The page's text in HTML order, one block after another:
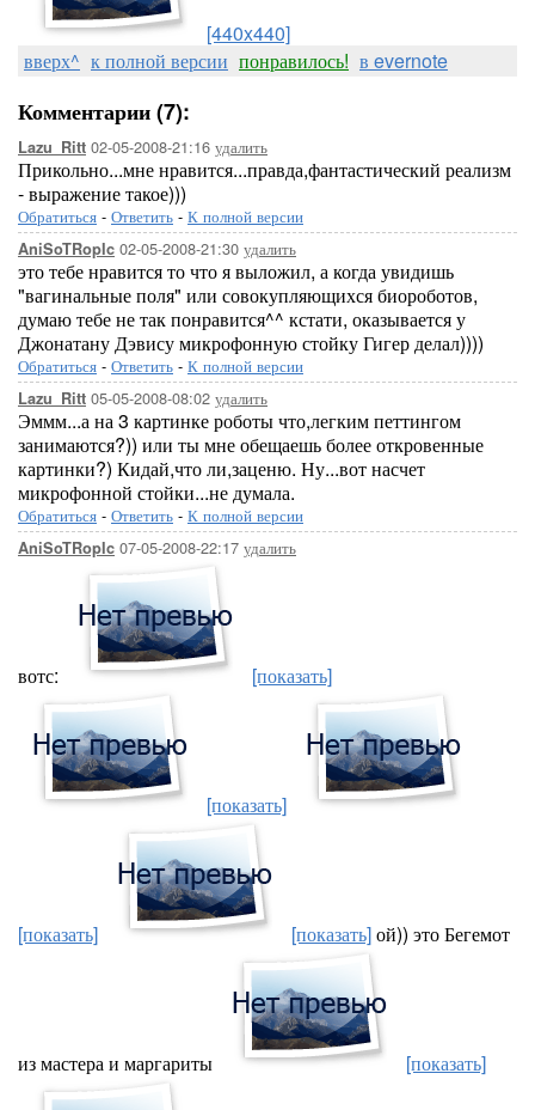
[440x440]
вверх^ к полной версии понравилось! в evernote
Комментарии (7):
Lazu_Ritt 02-05-2008-21:16 удалить
Прикольно...мне нравится...правда,фантастический реализм
- выражение такое)))
Обратиться - Ответить - К полной версии
AniSoTRopIc 02-05-2008-21:30 удалить
это тебе нравится то что я выложил, а когда увидишь
"вагинальные поля" или совокупляющихся биороботов,
думаю тебе не так понравится^^ кстати, оказывается у
Джонатану Дэвису микрофонную стойку Гигер делал))))
Обратиться - Ответить - К полной версии
Lazu_Ritt 05-05-2008-08:02 удалить
Эммм...а на 3 картинке роботы что,легким петтингом
занимаются?)) или ты мне обещаешь более откровенные
картинки?) Кидай,что ли,заценю. Ну...вот насчет
микрофонной стойки...не думала.
Обратиться - Ответить - К полной версии
AniSoTRopIc 07-05-2008-22:17 удалить
вотс: [показать]
[показать]
[показать] [показать]ой)) это Бегемот
из мастера и маргариты [показать]